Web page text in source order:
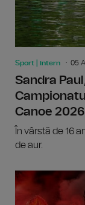
Sport | intern 05
Sandra
Canoe 2026
În vârstă de 16
de aur.